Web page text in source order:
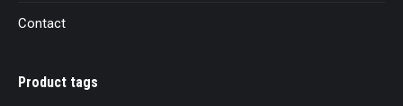
Contact
Product tags